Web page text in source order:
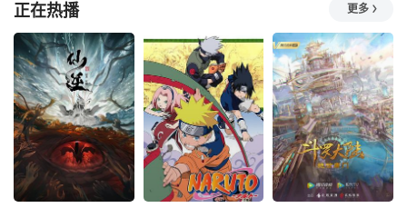
正在热播 更多